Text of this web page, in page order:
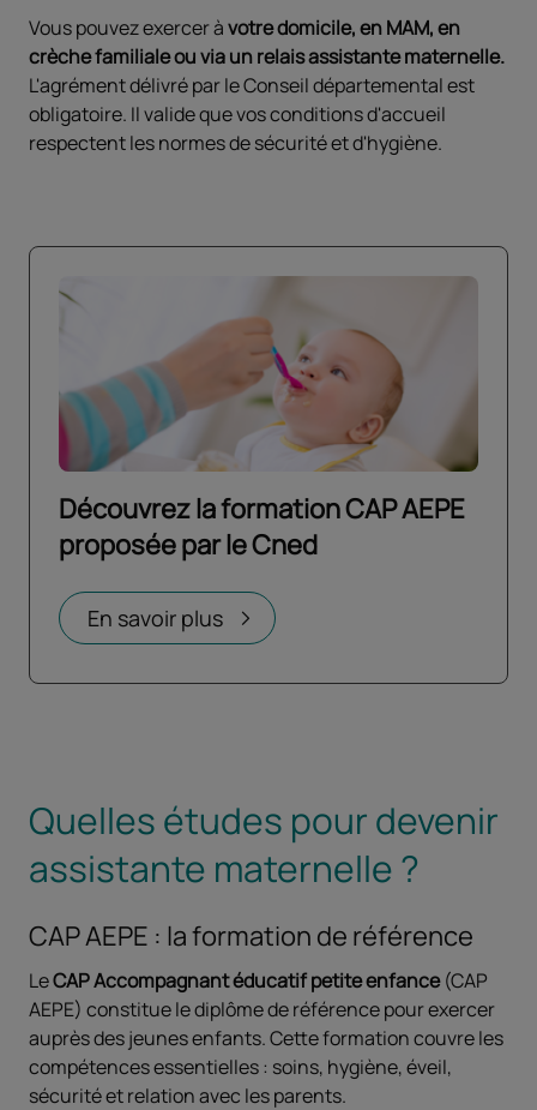
Vous pouvez exercer àvotre domicile, en MAM, en
crèche familiale ou via un relais assistante maternelle.
L'agrément délivré par le Conseil départemental est
obligatoire. Il valide que vos conditions d'accueil
respectent les normes de sécurité et d'hygiène.
Découvrez la formation CAP AEPE
proposée par le Cned
En savoir plus
Ouvrir dans un nouvel onglet
Quelles études pour devenir
assistante maternelle ?
CAP AEPE : la formation de référence
LeCAP Accompagnant éducatif petite enfance(CAP
AEPE) constitue le diplôme de référence pour exercer
auprès des jeunes enfants. Cette formation couvre les
compétences essentielles : soins, hygiène, éveil,
sécurité et relation avec les parents.